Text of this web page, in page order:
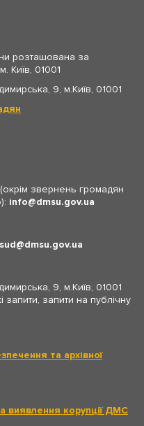
розташована за
Київ, 01001
9, м.Київ, 01001
(окрім звернень громадян
info dmsu.gov.ua
sud dmsu.gov.ua
9, м.Київ, 01001
запити на публічну
та архівної
виявлення корупції ДМС